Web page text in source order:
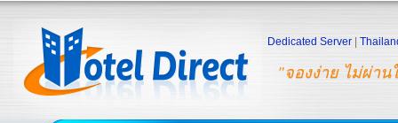
"จองง่าย ไม่ผ่าน
Dedicated Server